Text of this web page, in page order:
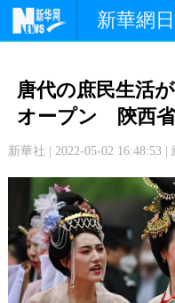
新華網
文 化
中日交流
写 真
唐代の庶民生活
オープン 陝西
新華社 | 2022-05-02 16:48:53 |